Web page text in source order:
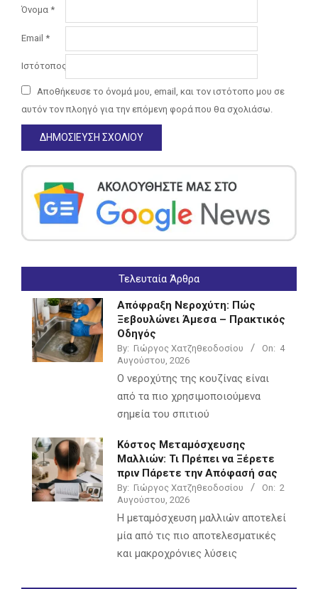
Όνομα *
Email *
Ιστότοπος
Αποθήκευσε το όνομά μου, email, και τον ιστότοπο μου σε
αυτόν τον πλοηγό για την επόμενη φορά που θα σχολιάσω.
Τελευταία Άρθρα
Απόφραξη Νεροχύτη: Πώς
Ξεβουλώνει Άμεσα – Πρακτικός
Οδηγός
By: Γιώργος Χατζηθεοδοσίου On: 4
Αυγούστου, 2026
Ο νεροχύτης της κουζίνας είναι
από τα πιο χρησιμοποιούμενα
σημεία του σπιτιού
Κόστος Μεταμόσχευσης
Μαλλιών: Τι Πρέπει να Ξέρετε
πριν Πάρετε την Απόφασή σας
By: Γιώργος Χατζηθεοδοσίου On: 2
Αυγούστου, 2026
Η μεταμόσχευση μαλλιών αποτελεί
μία από τις πιο αποτελεσματικές
και μακροχρόνιες λύσεις